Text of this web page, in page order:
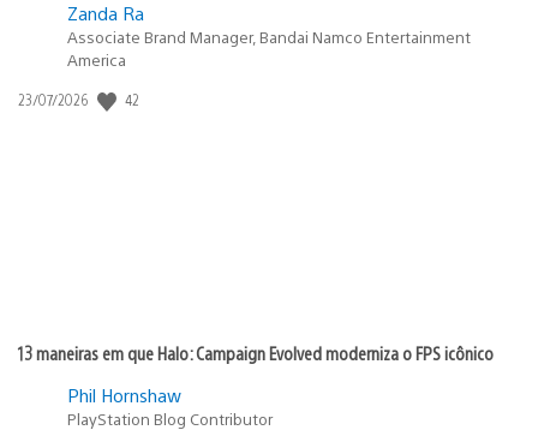
Zanda Ra
Associate Brand Manager, Bandai Namco Entertainment
America
Data
23/07/2026 42
13 maneiras em que Halo: Campaign Evolved moderniza o FPS icônico
Phil Hornshaw
PlayStation Blog Contributor